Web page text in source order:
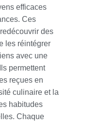
efficaces
Ces
des
les réintégrer
avec une
permettent
reçues en
culinaire et la
habitudes
Chaque